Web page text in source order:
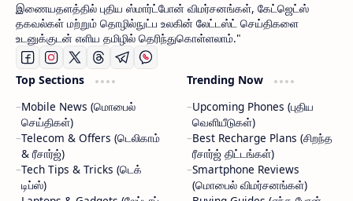
இணையதளத்தில் புதிய ஸ்மார்ட்போன் விமர்சனங்கள், கேட்ஜெட்ஸ்
தகவல்கள் மற்றும் தொழில்நுட்ப உலகின் லேட்டஸ்ட் செய்திகளை
உடனுக்குடன் எளிய தமிழில் தெரிந்துகொள்ளலாம்."
Top Sections
Mobile News (மொபைல்
செய்திகள்)
Telecom & Offers (டெலிகாம்
& ரீசார்ஜ்)
Tech Tips & Tricks (டெக்
டிப்ஸ்)
Trending Now
Upcoming Phones (புதிய
வெளியீடுகள்)
Best Recharge Plans (சிறந்த
ரீசார்ஜ் திட்டங்கள்)
Smartphone Reviews
(மொபைல் விமர்சனங்கள்)